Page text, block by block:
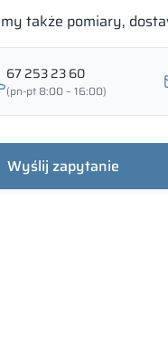
także pomiary,
67 253 23 60
(pn-pt 8:00 – 16:00)
Wyślij zapytanie